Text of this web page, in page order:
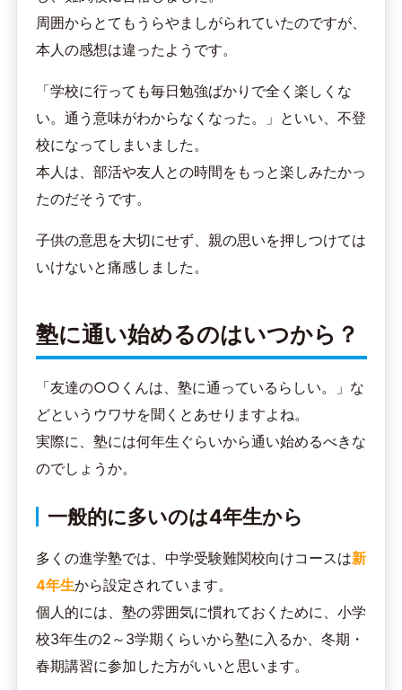
周囲からとてもうらやましがられていたのですが、
本人の感想は違ったようです。
「学校に行っても毎日勉強ばかりで全く楽しくな
い。通う意味がわからなくなった。」といい、不登
校になってしまいました。
本人は、部活や友人との時間をもっと楽しみたかっ
たのだそうです。
子供の意思を大切にせず、親の思いを押しつけては
いけないと痛感しました。
塾に通い始めるのはいつから？
「友達の○○くんは、塾に通っているらしい。」な
どというウワサを聞くとあせりますよね。
実際に、塾には何年生ぐらいから通い始めるべきな
のでしょうか。
一般的に多いのは4年生から
多くの進学塾では、中学受験難関校向けコースは新
4年生から設定されています。
個人的には、塾の雰囲気に慣れておくために、小学
校3年生の2～3学期くらいから塾に入るか、冬期・
春期講習に参加した方がいいと思います。